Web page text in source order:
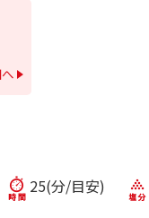
25(分/目安)